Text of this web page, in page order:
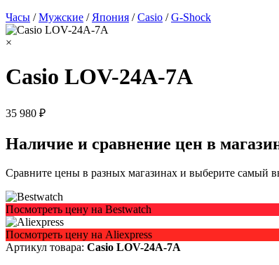
Часы /Мужские / Япония /Casio /G-Shock
×
Casio LOV-24A-7A
35 980 ₽
Наличие и сравнение цен в
Сравните цены в разных магазинах и выберите самый
Посмотреть цену на Bestwatch
Посмотреть цену на Aliexpress
Артикул товара: Casio LOV-24A-7A